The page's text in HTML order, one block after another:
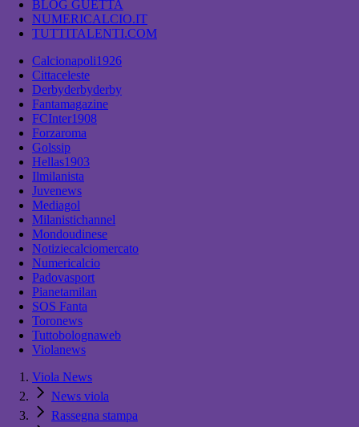
BLOG GUETTA
NUMERICALCIO.IT
TUTTITALENTI.COM
Calcionapoli1926
Cittaceleste
Derbyderbyderby
Fantamagazine
FCInter1908
Forzaroma
Golssip
Hellas1903
Ilmilanista
Juvenews
Mediagol
Milanistichannel
Mondoudinese
Notiziecalciomercato
Numericalcio
Padovasport
Pianetamilan
SOS Fanta
Toronews
Tuttobolognaweb
Violanews
Viola News
News viola
Rassegna stampa